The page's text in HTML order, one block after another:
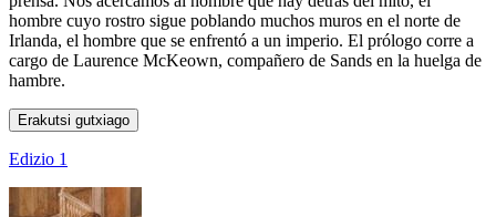
hombre cuyo rostro sigue poblando muchos muros en el norte de
Irlanda, el hombre que se enfrentó a un imperio. El prólogo corre a
cargo de Laurence McKeown, compañero de Sands en la huelga de
hambre.
Erakutsi gutxiago
Edizio 1